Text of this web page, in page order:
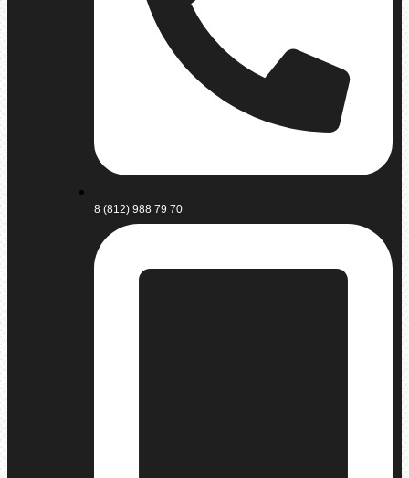
8 (812) 988 79 70